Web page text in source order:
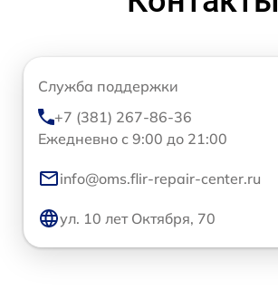
Служба поддержки
+7 (381) 267-86-36
Ежедневно с 9:00 до 21:00
info@oms.flir-repair-center.ru
ул. 10 лет Октября, 70